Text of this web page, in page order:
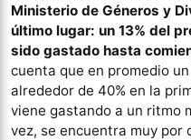
Ministerio de Géneros y
último lugar: un 13% del
sido gastado hasta
cuenta que en promedio
alrededor de 40% en la
viene gastando a un ritmo
vez, se encuentra muy por